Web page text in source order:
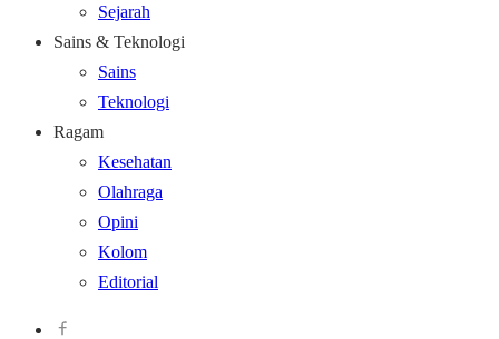
Sejarah
Sains & Teknologi
Sains
Teknologi
Ragam
Kesehatan
Olahraga
Opini
Kolom
Editorial